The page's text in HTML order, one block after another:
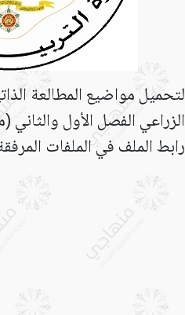
لتحميل مواضيع المطالعة
الزراعي الفصل الأول
رابط الملف في الملفات